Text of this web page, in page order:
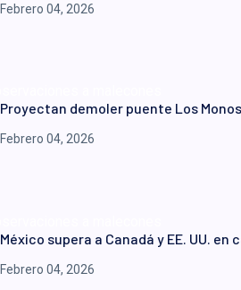
Febrero 04, 2026
Proyectan demoler puente Los
Febrero 04, 2026
México supera a Canadá y EE. UU.
Febrero 04, 2026